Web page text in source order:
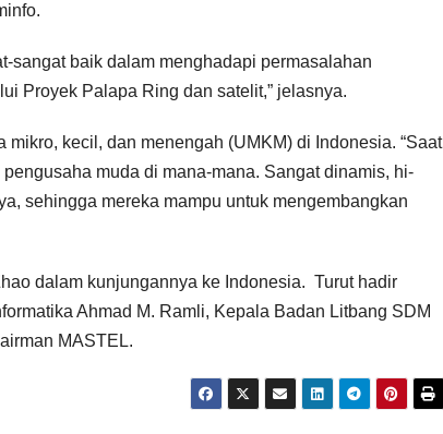
sangat baik dalam menghadapi permasalahan
Proyek Palapa Ring dan satelit,” jelasnya.
kecil, dan menengah (UMKM) di Indonesia. “Saat
muda di mana-mana. Sangat dinamis, hi-
sehingga mereka mampu untuk mengembangkan
dalam kunjungannya ke Indonesia. Turut hadir
Ahmad M. Ramli, Kepala Badan Litbang SDM
MASTEL.